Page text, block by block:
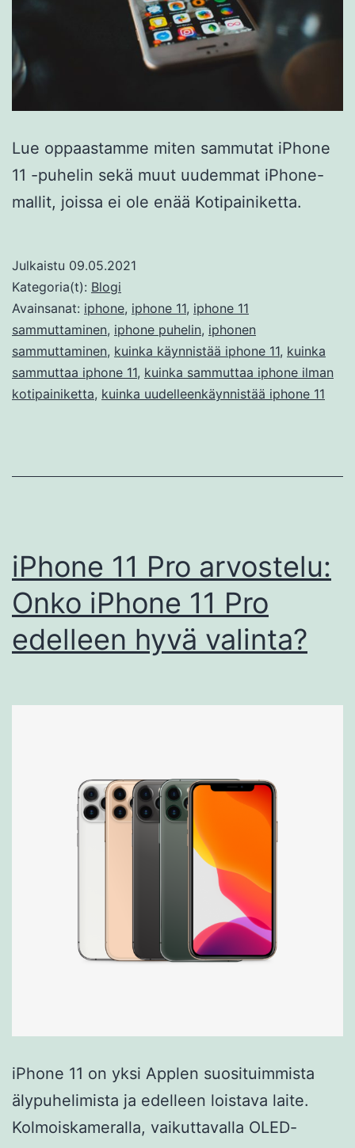
Lue oppaastamme miten sammutat iPhone
11 -puhelin sekä muut uudemmat iPhone-
mallit, joissa ei ole enää Kotipainiketta.
Julkaistu 09.05.2021
Kategoria(t): Blogi
Avainsanat: iphone, iphone 11, iphone 11
sammuttaminen, iphone puhelin, iphonen
sammuttaminen, kuinka käynnistää iphone 11, kuinka
sammuttaa iphone 11, kuinka sammuttaa iphone ilman
kotipainiketta, kuinka uudelleenkäynnistää iphone 11
iPhone 11 Pro arvostelu:
Onko iPhone 11 Pro
edelleen hyvä valinta?
iPhone 11 on yksi Applen suosituimmista
älypuhelimista ja edelleen loistava laite.
Kolmoiskameralla, vaikuttavalla OLED-